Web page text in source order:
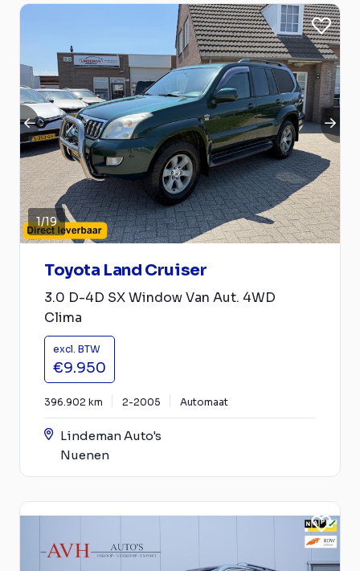
1/19
Toyota Land Cruiser
3.0 D-4D SX Window Van Aut. 4WD
Clima
excl. BTW
€9.950
396.902 km 2-2005 Automaat
Lindeman Auto's
Nuenen